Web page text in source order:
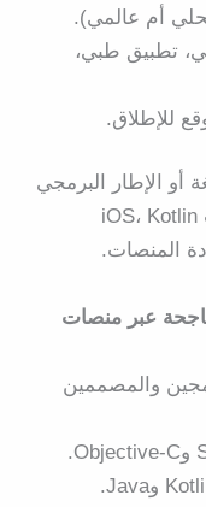
أم عالمي).
تطبيق طبي،
للإطلاق.
أو الإطار البرمجي
الأنسب، سواء كانت Swift لتطبيقات iOS، Kotlin
عبر منصات
والمصممين
.
.